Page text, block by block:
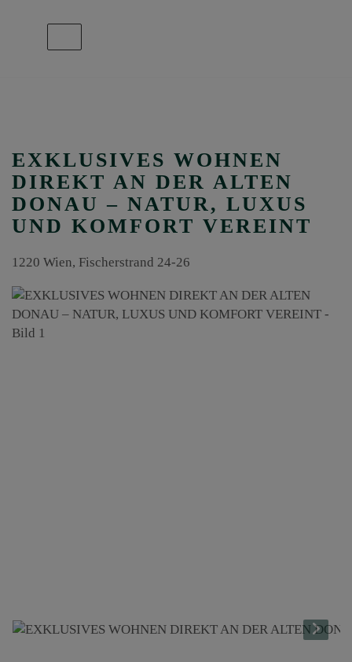
EXKLUSIVES WOHNEN
DIREKT AN DER ALTEN
DONAU – NATUR, LUXUS
UND KOMFORT VEREINT
1220 Wien, Fischerstrand 24-26